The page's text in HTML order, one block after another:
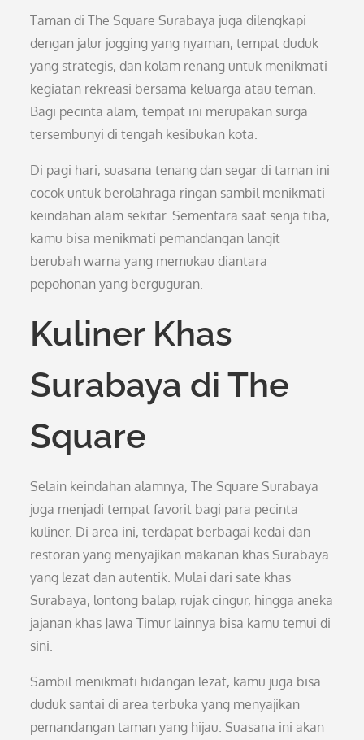
Taman di The Square Surabaya juga dilengkapi
dengan jalur jogging yang nyaman, tempat duduk
yang strategis, dan kolam renang untuk menikmati
kegiatan rekreasi bersama keluarga atau teman.
Bagi pecinta alam, tempat ini merupakan surga
tersembunyi di tengah kesibukan kota.
Di pagi hari, suasana tenang dan segar di taman ini
cocok untuk berolahraga ringan sambil menikmati
keindahan alam sekitar. Sementara saat senja tiba,
kamu bisa menikmati pemandangan langit
berubah warna yang memukau diantara
pepohonan yang berguguran.
Kuliner Khas
Surabaya di The
Square
Selain keindahan alamnya, The Square Surabaya
juga menjadi tempat favorit bagi para pecinta
kuliner. Di area ini, terdapat berbagai kedai dan
restoran yang menyajikan makanan khas Surabaya
yang lezat dan autentik. Mulai dari sate khas
Surabaya, lontong balap, rujak cingur, hingga aneka
jajanan khas Jawa Timur lainnya bisa kamu temui di
sini.
Sambil menikmati hidangan lezat, kamu juga bisa
duduk santai di area terbuka yang menyajikan
pemandangan taman yang hijau. Suasana ini akan